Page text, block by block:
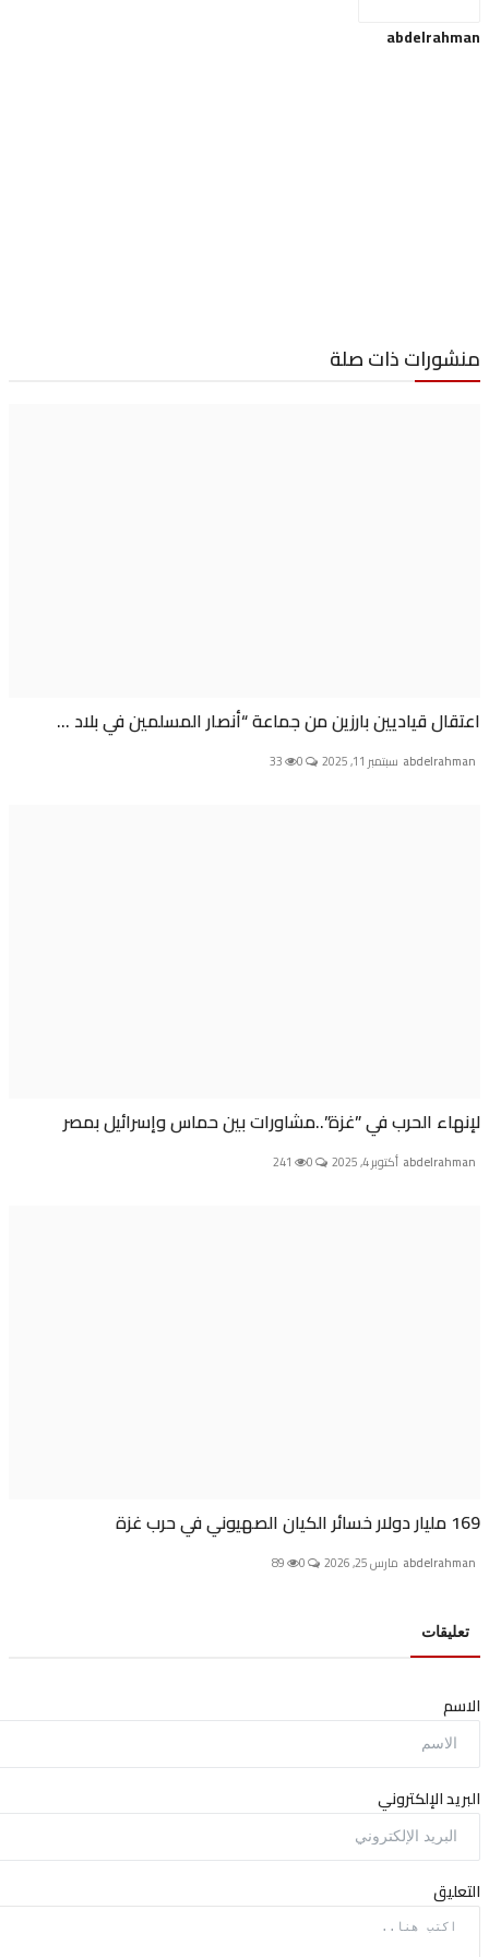
ذات صلة
قياديين بارزين من جماعة “أنصار المسلمين في بلاد ...
سبتمبر 11, 2025 0
الحرب في ”غزة”..مشاورات بين حماس وإسرائيل بمصر
أكتوبر 4, 2025 0
مارس 25, 2026 0
الإلكتروني